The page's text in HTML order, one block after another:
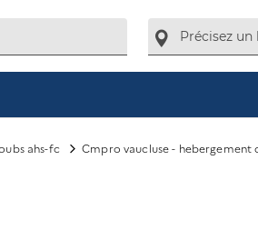
ahs-fc Cmpro vaucluse - hebergement